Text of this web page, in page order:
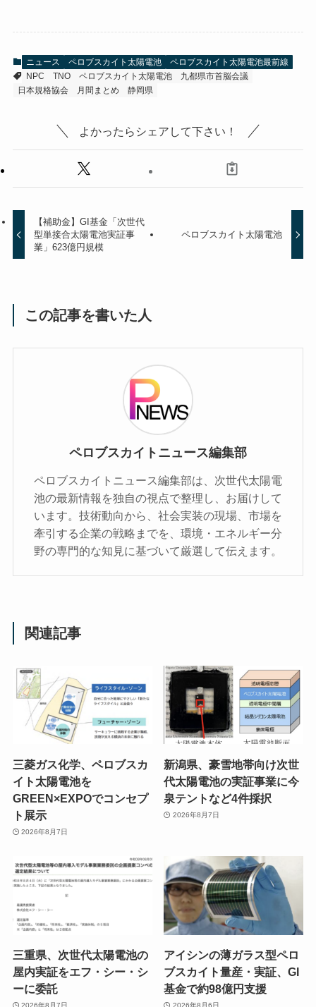
ニュース ペロブスカイト太陽電池
ペロブスカイト太陽電池最前線
NPC
TNO ペロブスカイト太陽電池
九都県市首脳会議
日本規格協会
月間まとめ 静岡県
よかったらシェアして下さい！
【補助金】GI基金「次世代
型単接合太陽電池実証事
業」623億円規模
ペロブスカイト太陽電池
この記事を書いた人
ペロブスカイトニュース編集部
ペロブスカイトニュース編集部は、次世代太陽電
池の最新情報を独自の視点で整理し、お届けして
います。技術動向から、社会実装の現場、市場を
牽引する企業の戦略までを、環境・エネルギー分
野の専門的な知見に基づいて厳選して伝えます。
関連記事
三菱ガス化学、ペロブスカ
イト太陽電池を
GREEN×EXPOでコンセプ
ト展示
2026年8月7日
新潟県、豪雪地帯向け次世
代太陽電池の実証事業に今
泉テントなど4件採択
2026年8月7日
三重県、次世代太陽電池の
屋内実証をエフ・シー・シ
ーに委託
アイシンの薄ガラス型ペロ
ブスカイト量産・実証、GI
基金で約98億円支援